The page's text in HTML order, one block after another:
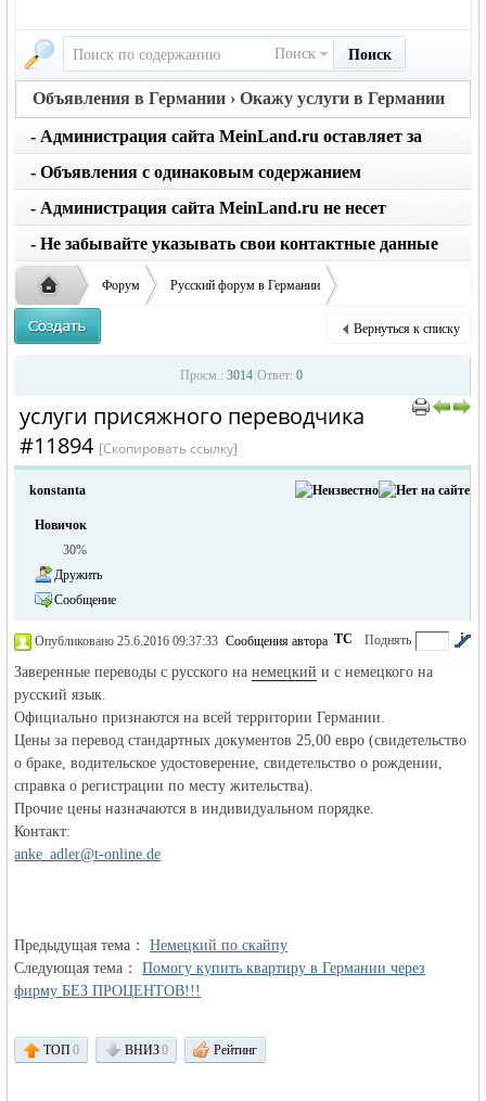
Поиск Поиск
Объявления в Германии › Окажу услуги в Германии
- Администрация сайта MeinLand.ru оставляет за
собой право редактировать объявление, не искажая
его смысл
- Объявления с одинаковым содержанием
размещаются не чаще 1 раза в месяц. Не применяйте
заглавные буквы вместо строчных, последует
удаление объявления
- Администрация сайта MeinLand.ru не несет
ответственности за содержание размещенных
объявлений
- Не забывайте указывать свои контактные данные
жизнь и
объявления в
Форум Русский форум в Германии
Объявления в Германии
› ›
услуги присяжного переводчика
Вернуться к списку
Просм.: 3014 Ответ: 0
услуги присяжного переводчика
#11894 [Скопировать ссылку]
konstanta
Новичок
30%
Дружить
Сообщение
Поднять
ТС
Опубликовано 25.6.2016 09:37:33 Сообщения автора
Заверенные переводы с русского нанемецкий и с немецкого на
русский язык.
Официально признаются на всей территории Германии.
Цены за перевод стандартных документов 25,00 евро (свидетельство
о браке, водительское удостоверение, свидетельство о рождении,
справка о регистрации по месту жительства).
Прочие цены назначаются в индивидуальном порядке.
Контакт:
anke_adler@t-online.de
Предыдущая тема：Немецкий по скайпу
Следующая тема：Помогу купить квартиру в Германии через
фирму БЕЗ ПРОЦЕНТОВ!!!
ТОП0 ВНИЗ0 Рейтинг